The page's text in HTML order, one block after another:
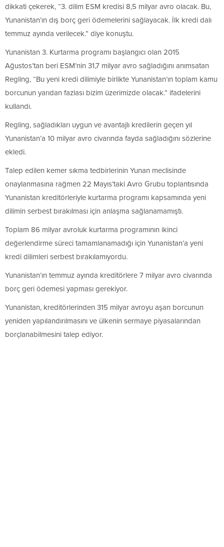
dikkati çekerek, “3. dilim ESM kredisi 8,5 milyar avro olacak. Bu,
Yunanistan’ın dış borç geri ödemelerini sağlayacak. İlk kredi dalı
temmuz ayında verilecek.” diye konuştu.
Yunanistan 3. Kurtarma programı başlangıcı olan 2015
Ağustos’tan beri ESM’nin 31,7 milyar avro sağladığını anımsatan
Regling, “Bu yeni kredi dilimiyle birlikte Yunanistan’ın toplam kamu
borcunun yarıdan fazlası bizim üzerimizde olacak.” ifadelerini
kullandı.
Regling, sağladıkları uygun ve avantajlı kredilerin geçen yıl
Yunanistan’a 10 milyar avro civarında fayda sağladığını sözlerine
ekledi.
Talep edilen kemer sıkma tedbirlerinin Yunan meclisinde
onaylanmasına rağmen 22 Mayıs’taki Avro Grubu toplantısında
Yunanistan kreditörleriyle kurtarma programı kapsamında yeni
dilimin serbest bırakılması için anlaşma sağlanamamıştı.
Toplam 86 milyar avroluk kurtarma programının ikinci
değerlendirme süreci tamamlanamadığı için Yunanistan’a yeni
kredi dilimleri serbest bırakılamıyordu.
Yunanistan’ın temmuz ayında kreditörlere 7 milyar avro civarında
borç geri ödemesi yapması gerekiyor.
Yunanistan, kreditörlerinden 315 milyar avroyu aşan borcunun
yeniden yapılandırılmasını ve ülkenin sermaye piyasalarından
borçlanabilmesini talep ediyor.